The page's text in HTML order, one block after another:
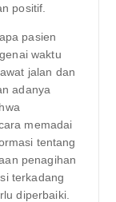
positif.
pasien
waktu
jalan dan
adanya
memadai
tentang
penagihan
terkadang
diperbaiki.